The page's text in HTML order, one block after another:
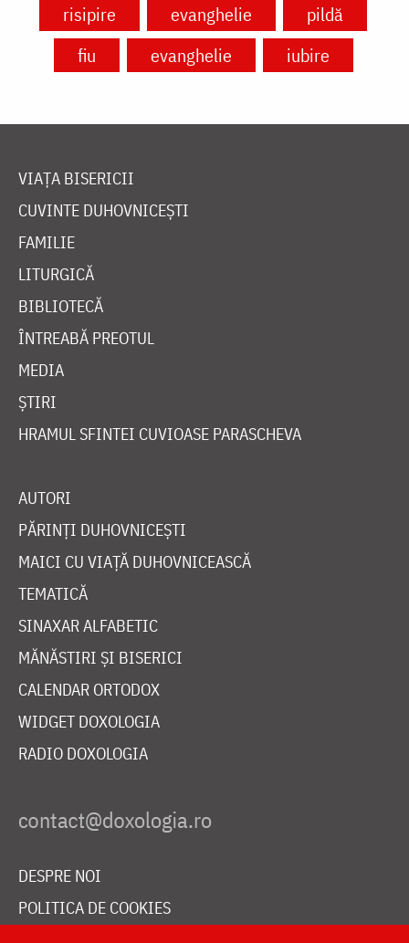
risipire
evanghelie
pildă
fiu
evanghelie iubire
VIAȚA BISERICII
CUVINTE DUHOVNICEȘTI
FAMILIE
LITURGICĂ
BIBLIOTECĂ
ÎNTREABĂ PREOTUL
MEDIA
ȘTIRI
HRAMUL SFINTEI CUVIOASE PARASCHEVA
AUTORI
PĂRINȚI DUHOVNICEȘTI
MAICI CU VIAȚĂ DUHOVNICEASCĂ
TEMATICĂ
SINAXAR ALFABETIC
MĂNĂSTIRI ȘI BISERICI
CALENDAR ORTODOX
WIDGET DOXOLOGIA
RADIO DOXOLOGIA
DESPRE NOI
POLITICA DE COOKIES